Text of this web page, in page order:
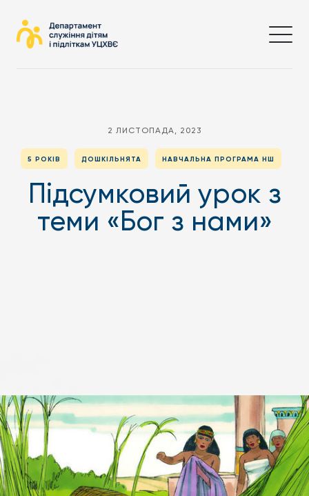
2 ЛИСТОПАДА, 2023
5 РОКІВ ДОШКІЛЬНЯТА НАВЧАЛЬНА ПРОГРАМА НШ
Підсумковий урок з
теми «Бог з нами»